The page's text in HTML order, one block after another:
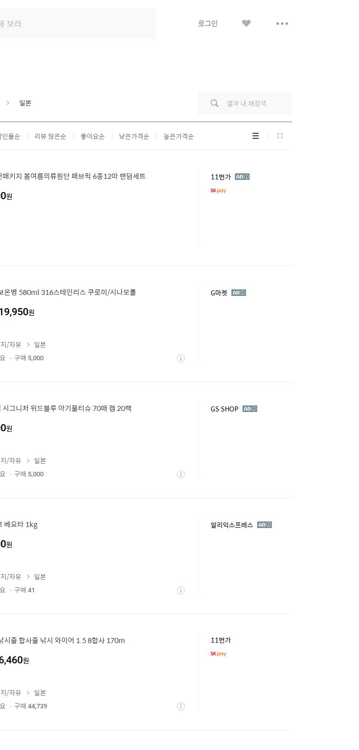
로그인 보
일본
인율순 리뷰 많은순 좋아요순 낮은가격순 높은가격순 리
스
그
리
패키지 봄여름의류원단 패브릭 6종12마 랜덤세트
원
11번가 광
온병 580ml 316스테인리스 쿠로미/시나모롤
원
G마켓 광
상
/자유
일본
구매 5,000
그니처 위드블루 아기물티슈 70매 캡 20팩
원
GS SHOP 광
상
/자유
일본
구매 5,000
베요타 1kg
원
알리익스프레스 광
상
/자유
일본
구매 41
시줄 합사줄 낚시 와이어 1.5 8합사 170m
원
11번가
상
/자유
일본
구매 44,739